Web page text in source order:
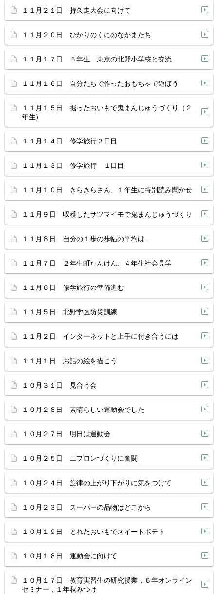
１１月２１日 持久走大会に向けて
１１月２０日 ひかりのくにのなかまたち
１１月１７日 ５年生 東京の北野小学校と交流
１１月１６日 自分たちで作ったおもちゃで遊ぼう
１１月１５日 掘ったおいもで鬼まんじゅうづくり（２
年生）
１１月１４日 修学旅行２日目
１１月１３日 修学旅行 １日目
１１月１０日 きらきらさん、１年生に特別読み聞かせ
１１月９日 収穫したサツマイモで鬼まんじゅうづくり
１１月８日 自分の１歩の歩幅の平均は...
１１月７日 ２年生町たんけん、４年生社会見学
１１月６日 修学旅行の準備進む
１１月５日 北野学区防災訓練
１１月２日 インターネットと上手に付き合うには
１１月１日 お話の絵を描こう
１０月３１日 見合う会
１０月２８日 素晴らしい運動会でした
１０月２７日 明日は運動会
１０月２５日 エプロンづくりに奮闘
１０月２４日 旋律の上がり下がりに気をつけて
１０月２３日 スーパーの品物はどこから
１０月１９日 とれたおいもでスイートポテト
１０月１８日 運動会に向けて
１０月１７日 教育実習生の研究授業，６年オンライン
セミナー，１年秋みつけ